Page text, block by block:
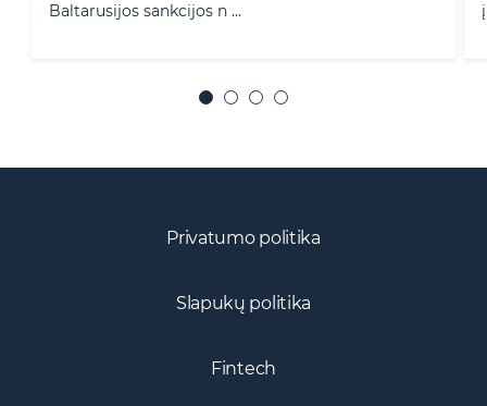
įmonių Didžiojoje Brita ...
Privatumo politika
Slapukų politika
Fintech